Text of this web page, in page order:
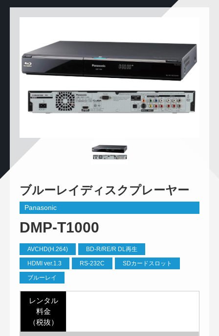
ブルーレイディスクプレーヤー
Panasonic
DMP-T1000
AVCHD(H.264) BD-R/RE/R DL再生
HDMI ver.1.3 RS-232C SDカードスロット
ブルーレイ
レンタル
料金
（税抜）